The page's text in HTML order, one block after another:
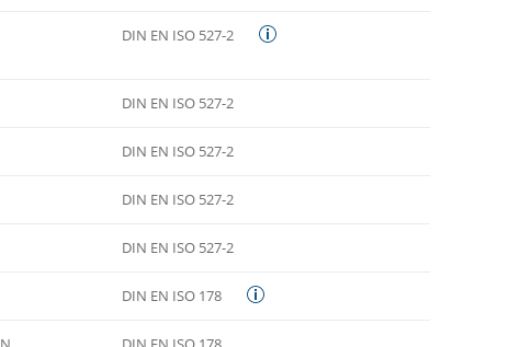
DIN EN ISO 527-2
DIN EN ISO 527-2
DIN EN ISO 527-2
DIN EN ISO 527-2
DIN EN ISO 527-2
DIN EN ISO 178